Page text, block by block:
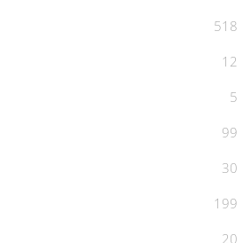
518
12
5
99
30
199
20